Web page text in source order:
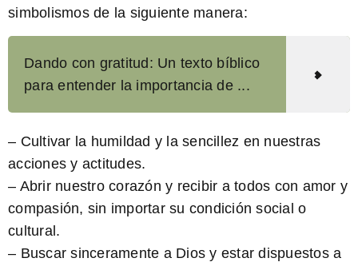
simbolismos de la siguiente manera:
Dando con gratitud: Un texto bíblico
para entender la importancia de ...
– Cultivar la humildad y la sencillez en nuestras
acciones y actitudes.
– Abrir nuestro corazón y recibir a todos con amor y
compasión, sin importar su condición social o
cultural.
– Buscar sinceramente a Dios y estar dispuestos a